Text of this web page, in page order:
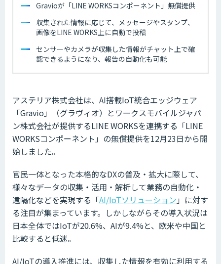
Gravioが「LINE WORKSコンポーネント」無償提供
収集された情報に応じて、メッセージやスタンプ、
画像をLINE WORKS上に自動で投稿
センサーやカメラが収集した情報がチャット上で確
認できるようになり、報告の自動化も可能
アステリア株式会社は、AI搭載IoT統合エッジウェア
「Gravio」（グラヴィオ）とワークスモバイルジャパ
ン株式会社が提供するLINE WORKSを連携する「LINE
WORKSコンポーネント」の無償提供を12月23日から開
始しました。
官民一体となった本格的なDXの普及・拡大に際して、
様々なデータの収集・活用・解析して業務の自動化・
遠隔化などを実現する「AI/IoTソリューション」に対す
る注目が集まっています。しかしながらその導入状況は
日本全体ではIoTが20.6%、AIが9.4%と、欧米や中国と
比較すると低迷。
AI/IoTの導入推進には、収集した情報を有効に利用する